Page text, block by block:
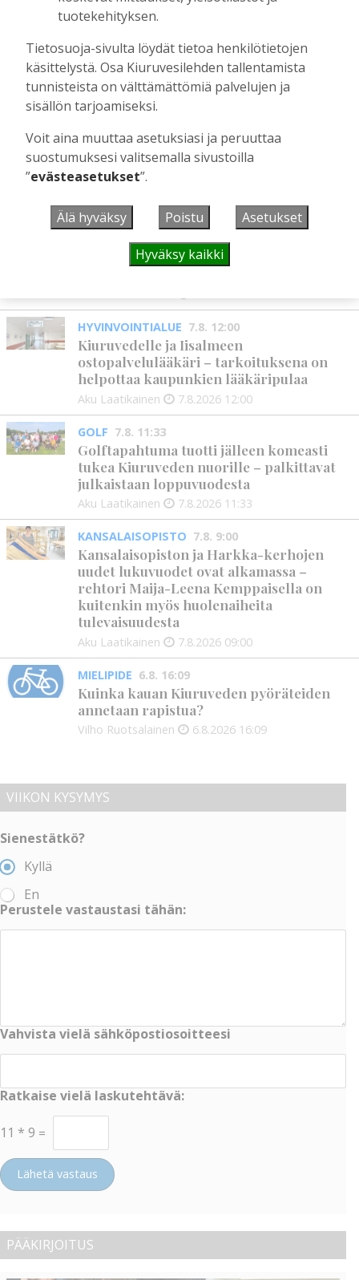
Tilaajille
Toimitus 6.8.2026
Mikko Remes täyttää 50 vuotta – vaikka
villitystäkin on havaittavissa, sanoo
syntymäpäiväsankari oppineensa myös
hölläämään vauhtia
Aku Laatikainen 5.8.2026 09:00
UUSIMMAT
7.8. 12:26
HYVINVOINTIALUE 7.8. 12:00
Kiuruvedelle ja Iisalmeen
ostopalvelulääkäri – tarkoituksena on
helpottaa kaupunkien lääkäripulaa
Aku Laatikainen 7.8.2026 12:00
GOLF 7.8. 11:33
Golftapahtuma tuotti jälleen komeasti
tukea Kiuruveden nuorille – palkittavat
julkaistaan loppuvuodesta
Aku Laatikainen 7.8.2026 11:33
KANSALAISOPISTO 7.8. 9:00
Kansalaisopiston ja Harkka-kerhojen
uudet lukuvuodet ovat alkamassa –
rehtori Maija-Leena Kemppaisella on
kuitenkin myös huolenaiheita
tulevaisuudesta
Aku Laatikainen 7.8.2026 09:00
MIELIPIDE 6.8. 16:09
Kuinka kauan Kiuruveden pyöräteiden
annetaan rapistua?
Vilho Ruotsalainen 6.8.2026 16:09
VIIKON KYSYMYS
Sienestätkö?
Kyllä
En
Perustele vastaustasi tähän:
Vahvista vielä sähköpostiosoitteesi
Ratkaise vielä laskutehtävä:
11 * 9 =
Lähetä vastaus
PÄÄKIRJOITUS
tuotekehityksen.
Tietosuoja-sivulta löydät tietoa henkilötietojen
käsittelystä. Osa Kiuruvesilehden tallentamista
tunnisteista on välttämättömiä palvelujen ja
sisällön tarjoamiseksi.
Voit aina muuttaa asetuksiasi ja peruuttaa
suostumuksesi valitsemalla sivustoilla
”evästeasetukset”.
Älä hyväksy Poistu Asetukset
Hyväksy kaikki